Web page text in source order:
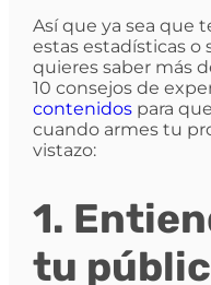
Así que ya sea que
estas estadísticas
quieres saber más
10 consejos de
contenidospara
cuando armes tu
vistazo:
1.
tu